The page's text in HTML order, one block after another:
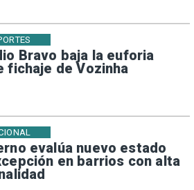
Bravo baja la euforia
fichaje de Vozinha
evalúa nuevo estado
en barrios con alta